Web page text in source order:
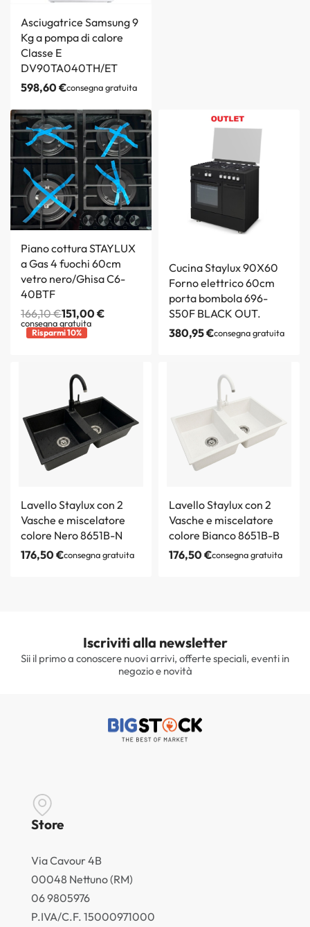
Asciugatrice Samsung 9
Kg a pompa di calore
Classe E
DV90TA040TH/ET
598,60€consegna gratuita
Piano cottura STAYLUX
a Gas 4 fuochi 60cm
vetro nero/Ghisa C6-
40BTF
166,10€151,00€
consegna gratuita
Risparmi 10%
Cucina Staylux 90X60
Forno elettrico 60cm
porta bombola 696-
S50F BLACK OUT.
380,95€consegna gratuita
Lavello Staylux con 2
Vasche e miscelatore
colore Nero 8651B-N
176,50€consegna gratuita
Lavello Staylux con 2
Vasche e miscelatore
colore Bianco 8651B-B
176,50€consegna gratuita
Iscriviti alla newsletter
Sii il primo a conoscere nuovi arrivi, offerte speciali, eventi in
negozio e novità
Store
Via Cavour 4B
00048 Nettuno (RM)
06 9805976
P.IVA/C.F. 15000971000